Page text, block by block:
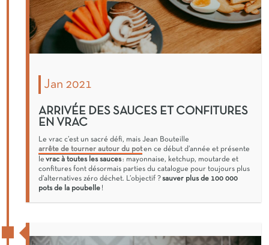
Jan 2021
ARRIVÉE DES SAUCES ET CONFITURES
EN VRAC
Le vrac c’est un sacré défi, mais Jean Bouteille
arrête de tourner autour du poten ce début d’année et présente
le vrac à toutes les sauces: mayonnaise, ketchup, moutarde et
confitures font désormais parties du catalogue pour toujours plus
d’alternatives zéro déchet. L’objectif ?sauver plus de 100 000
pots de la poubelle !